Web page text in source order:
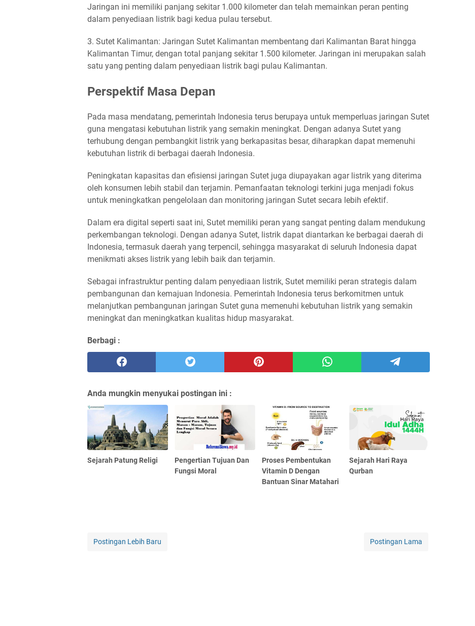
Jaringan ini memiliki panjang sekitar 1.000 kilometer dan telah memainkan peran penting
dalam penyediaan listrik bagi kedua pulau tersebut.
3. Sutet Kalimantan: Jaringan Sutet Kalimantan membentang dari Kalimantan Barat hingga
Kalimantan Timur, dengan total panjang sekitar 1.500 kilometer. Jaringan ini merupakan salah
satu yang penting dalam penyediaan listrik bagi pulau Kalimantan.
Perspektif Masa Depan
Pada masa mendatang, pemerintah Indonesia terus berupaya untuk memperluas jaringan Sutet
guna mengatasi kebutuhan listrik yang semakin meningkat. Dengan adanya Sutet yang
terhubung dengan pembangkit listrik yang berkapasitas besar, diharapkan dapat memenuhi
kebutuhan listrik di berbagai daerah Indonesia.
Peningkatan kapasitas dan efisiensi jaringan Sutet juga diupayakan agar listrik yang diterima
oleh konsumen lebih stabil dan terjamin. Pemanfaatan teknologi terkini juga menjadi fokus
untuk meningkatkan pengelolaan dan monitoring jaringan Sutet secara lebih efektif.
Dalam era digital seperti saat ini, Sutet memiliki peran yang sangat penting dalam mendukung
perkembangan teknologi. Dengan adanya Sutet, listrik dapat diantarkan ke berbagai daerah di
Indonesia, termasuk daerah yang terpencil, sehingga masyarakat di seluruh Indonesia dapat
menikmati akses listrik yang lebih baik dan terjamin.
Sebagai infrastruktur penting dalam penyediaan listrik, Sutet memiliki peran strategis dalam
pembangunan dan kemajuan Indonesia. Pemerintah Indonesia terus berkomitmen untuk
melanjutkan pembangunan jaringan Sutet guna memenuhi kebutuhan listrik yang semakin
meningkat dan meningkatkan kualitas hidup masyarakat.
Berbagi :
Anda mungkin menyukai postingan ini :
Sejarah Patung Religi
Pengertian Tujuan Dan
Fungsi Moral
Proses Pembentukan
Vitamin D Dengan
Bantuan Sinar Matahari
Sejarah Hari Raya
Qurban
Postingan Lebih Baru Postingan Lama